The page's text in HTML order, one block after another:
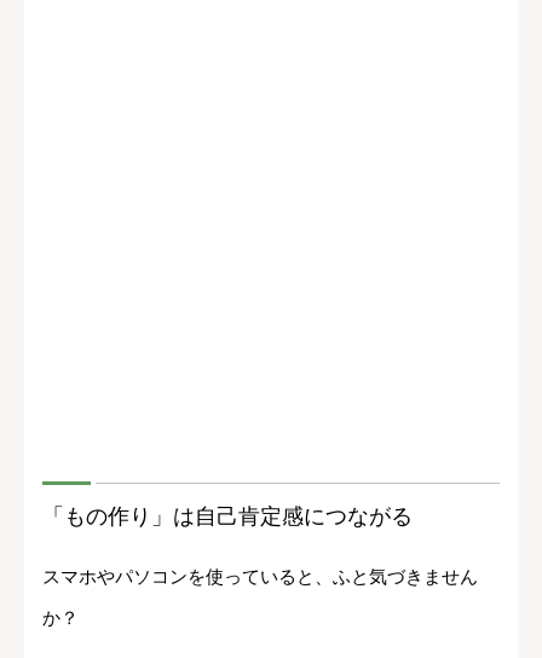
「もの作り」は自己肯定感につながる
スマホやパソコンを使っていると、ふと気づきません
か？